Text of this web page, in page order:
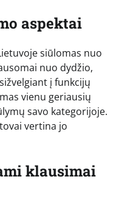
aspektai
siūlomas nuo
nuo dydžio,
į funkcijų
vienu geriausių
savo kategorijoje.
vertina jo
klausimai